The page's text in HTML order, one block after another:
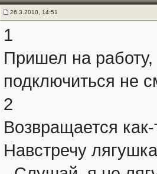
26.3.2010, 14:51
1
Пришел на
подключиться не
2
Возвpащается
Hавстpечу